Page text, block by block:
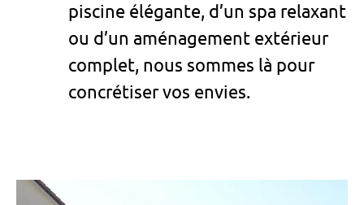
piscine élégante, d’un spa relaxant
ou d’un aménagement extérieur
complet, nous sommes là pour
concrétiser vos envies.